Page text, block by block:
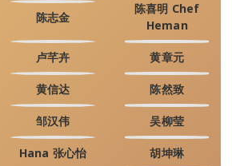
陈志金
陈喜明 Chef
Heman
卢芊卉 黄章元
黄信达 陈然致
邹汉伟 吴柳莹
Hana 张心怡 胡坤琳